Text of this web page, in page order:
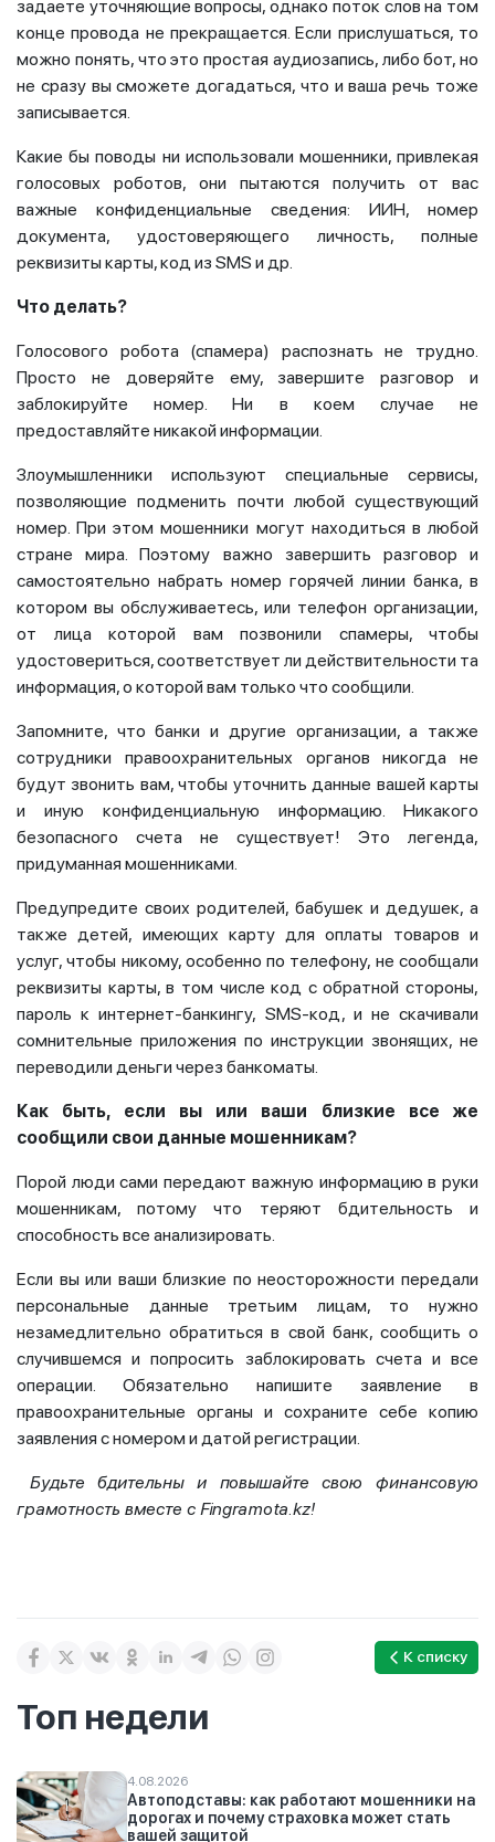
задаете уточняющие вопросы, однако поток слов на том
конце провода не прекращается. Если прислушаться, то
можно понять, что это простая аудиозапись, либо бот, но
не сразу вы сможете догадаться, что и ваша речь тоже
записывается.
Какие бы поводы ни использовали мошенники, привлекая
голосовых роботов, они пытаются получить от вас
важные конфиденциальные сведения: ИИН, номер
документа, удостоверяющего личность, полные
реквизиты карты, код из SMS и др.
Что делать?
Голосового робота (спамера) распознать не трудно.
Просто не доверяйте ему, завершите разговор и
заблокируйте номер. Ни в коем случае не
предоставляйте никакой информации.
Злоумышленники используют специальные сервисы,
позволяющие подменить почти любой существующий
номер. При этом мошенники могут находиться в любой
стране мира. Поэтому важно завершить разговор и
самостоятельно набрать номер горячей линии банка, в
котором вы обслуживаетесь, или телефон организации,
от лица которой вам позвонили спамеры, чтобы
удостовериться, соответствует ли действительности та
информация, о которой вам только что сообщили.
Запомните, что банки и другие организации, а также
сотрудники правоохранительных органов никогда не
будут звонить вам, чтобы уточнить данные вашей карты
и иную конфиденциальную информацию. Никакого
безопасного счета не существует! Это легенда,
придуманная мошенниками.
Предупредите своих родителей, бабушек и дедушек, а
также детей, имеющих карту для оплаты товаров и
услуг, чтобы никому, особенно по телефону, не сообщали
реквизиты карты, в том числе код с обратной стороны,
пароль к интернет-банкингу, SMS-код, и не скачивали
сомнительные приложения по инструкции звонящих, не
переводили деньги через банкоматы.
Как быть, если вы или ваши близкие все же
сообщили свои данные мошенникам?
Порой люди сами передают важную информацию в руки
мошенникам, потому что теряют бдительность и
способность все анализировать.
Если вы или ваши близкие по неосторожности передали
персональные данные третьим лицам, то нужно
незамедлительно обратиться в свой банк, сообщить о
случившемся и попросить заблокировать счета и все
операции. Обязательно напишите заявление в
правоохранительные органы и сохраните себе копию
заявления с номером и датой регистрации.
Будьте бдительны и повышайте свою финансовую
грамотность вместе с Fingramota.kz!
К списку
Топ недели
4.08.2026
Автоподставы: как работают мошенники на
дорогах и почему страховка может стать
вашей защитой